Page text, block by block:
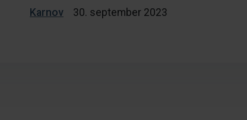
Karnov 30. september 2023